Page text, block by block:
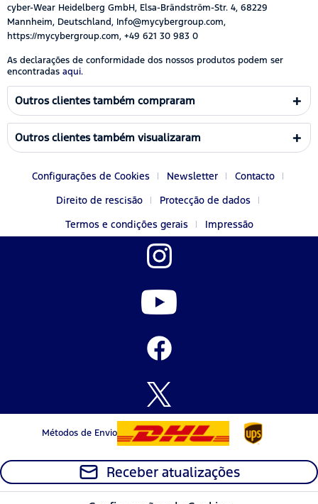
cyber-Wear Heidelberg GmbH, Elsa-Brändström-Str. 4, 68229
Mannheim, Deutschland, Info@mycybergroup.com,
https://mycybergroup.com, +49 621 30 983 0
As declarações de conformidade dos nossos produtos podem ser
encontradas aqui.
Outros clientes também compraram
Outros clientes também visualizaram
Configurações de Cookies Newsletter
Contacto
Direito de rescisão
Protecção de dados
Termos e condições gerais
Impressão
Métodos de Envio
Receber atualizações